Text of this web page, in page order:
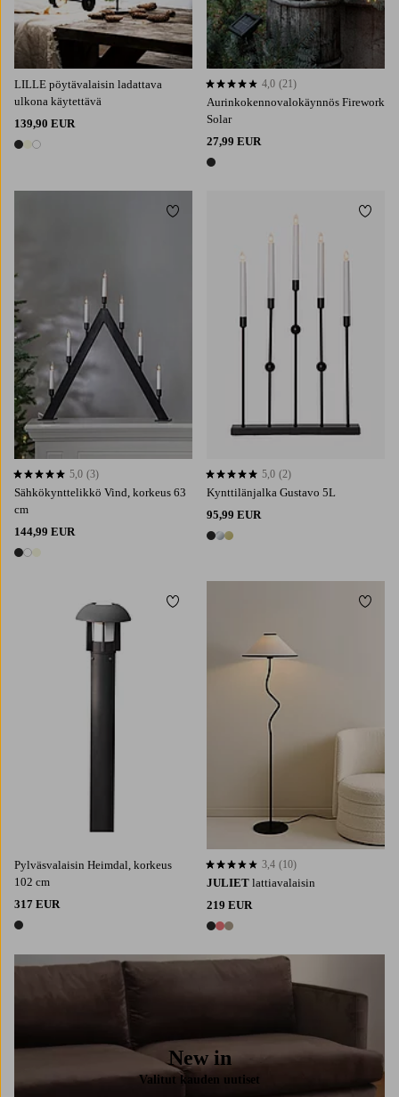
LILLE pöytävalaisin ladattava
ulkona käytettävä
139,90 EUR
3 värejä
Aurinkokennovalokäynnös Firework
Solar
27,99 EUR
1 väri
4,0 perustuen 21 arvosanaan
4,0 (21)
Sähkökynttelikkö Vind, korkeus 63
cm
144,99 EUR
3 värejä
5,0 perustuen 3 arvosanaan
5,0 (3)
Lisää suosikkeihin
Kynttilänjalka Gustavo 5L
95,99 EUR
3 värejä
5,0 perustuen 2 arvosanaan
5,0 (2)
Lisää
Pylväsvalaisin Heimdal, korkeus
102 cm
317 EUR
1 väri
Lisää suosikkeihin
JULIET lattiavalaisin
219 EUR
3 värejä
3,4 perustuen 10 arvosanaan
3,4 (10)
Lisää
New in
Valitut kauden uutiset